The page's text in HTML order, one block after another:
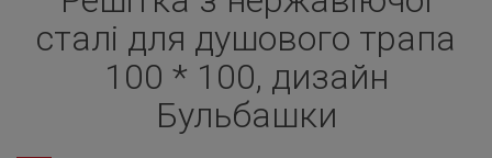
сталі для душового трапа
100 * 100, дизайн
Бульбашки